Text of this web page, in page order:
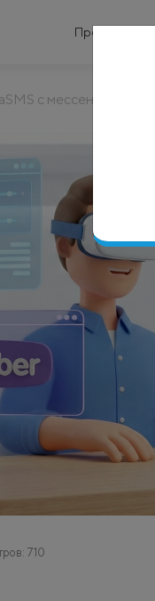
с мессенджерами
Продукты
710